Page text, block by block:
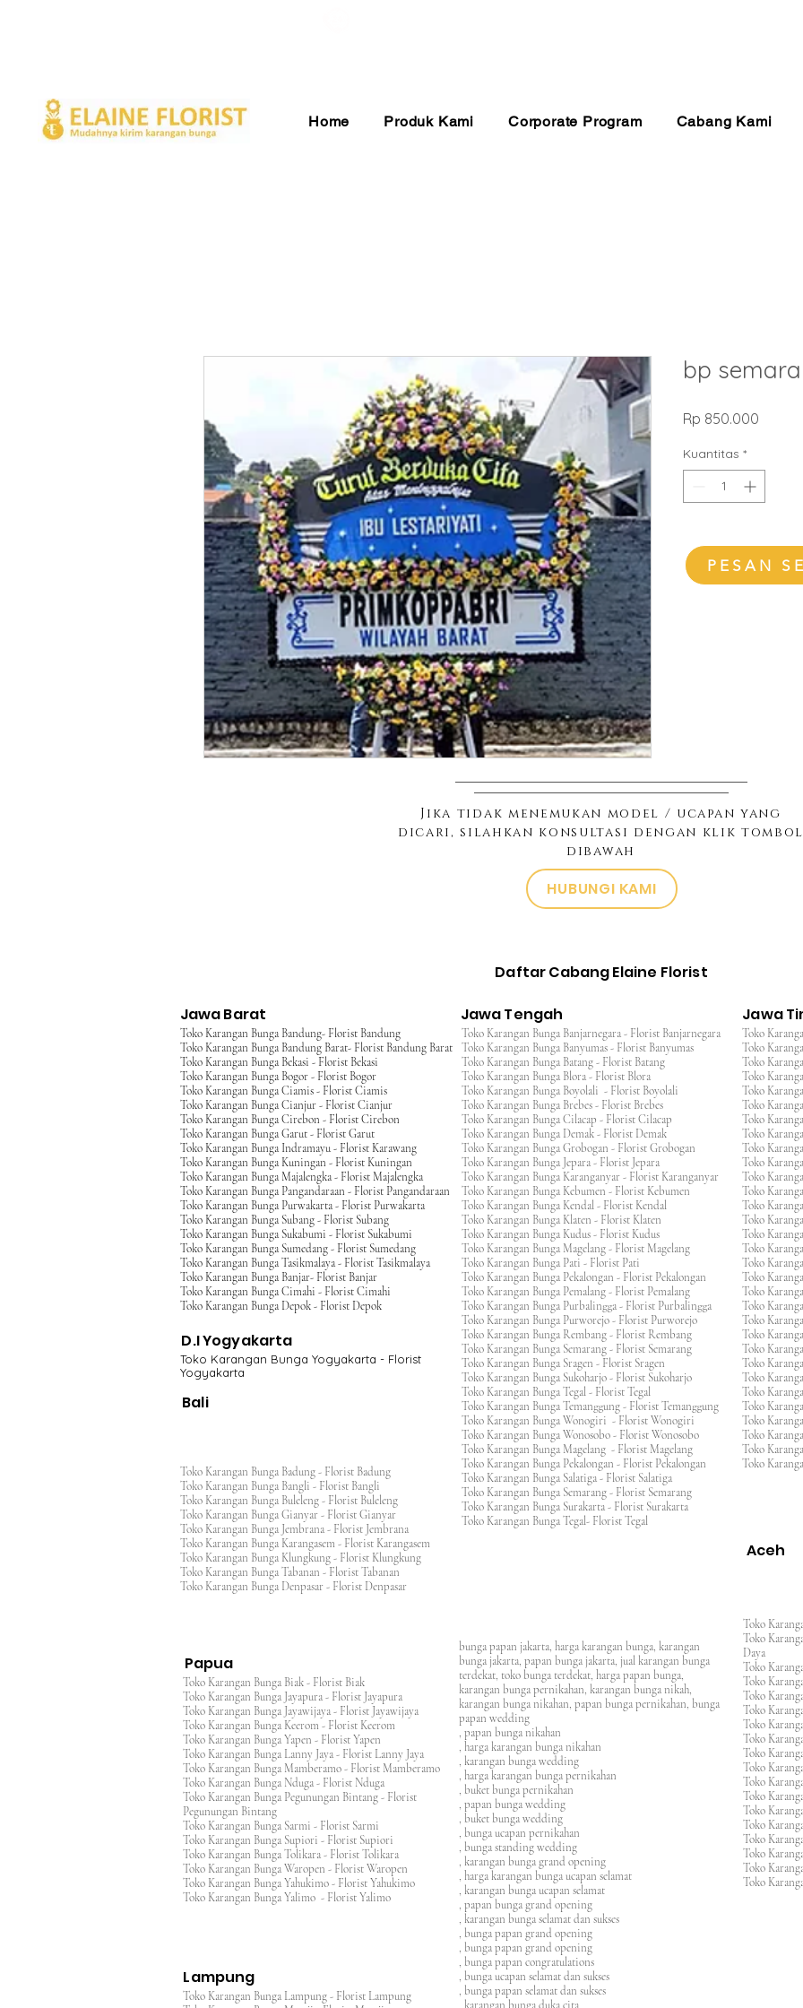
Home Produk Kami Corporate Program Cabang Kami
bp
Rp 850.000
Kuantitas *
PESAN
Jika tidak menemukan model / ucapan yang
dicari, silahkan konsultasi dengan klik tombol
dibawah
HUBUNGI KAMI
Daftar Cabang Elaine Florist
Jawa Barat Jawa Tengah Jawa
Toko Karangan Bunga Bandung- Florist Bandung
Toko Karangan Bunga Bandung Barat- Florist Bandung Barat
Toko Karangan Bunga Bekasi - Florist Bekasi
Toko Karangan Bunga Bogor - Florist Bogor
Toko Karangan Bunga Ciamis - Florist Ciamis
Toko Karangan Bunga Cianjur - Florist Cianjur
Toko Karangan Bunga Cirebon - Florist Cirebon
Toko Karangan Bunga Garut - Florist Garut
Toko Karangan Bunga Indramayu - Florist Karawang
Toko Karangan Bunga Kuningan - Florist Kuningan
Toko Karangan Bunga Majalengka - Florist Majalengka
Toko Karangan Bunga Pangandaraan - Florist Pangandaraan
Toko Karangan Bunga Purwakarta - Florist Purwakarta
Toko Karangan Bunga Subang - Florist Subang
Toko Karangan Bunga Sukabumi - Florist Sukabumi
Toko Karangan Bunga Sumedang - Florist Sumedang
Toko Karangan Bunga Tasikmalaya - Florist Tasikmalaya
Toko Karangan Bunga Banjar- Florist Banjar
Toko Karangan Bunga Cimahi - Florist Cimahi
Toko Karangan Bunga Depok - Florist Depok
D.I Yogyakarta
Toko Karangan Bunga Yogyakarta - Florist
Yogyakarta
Bali
Toko Karangan Bunga Badung - Florist Badung
Toko Karangan Bunga Bangli - Florist Bangli
Toko Karangan Bunga Buleleng - Florist Buleleng
Toko Karangan Bunga Gianyar - Florist Gianyar
Toko Karangan Bunga Jembrana - Florist Jembrana
Toko Karangan Bunga Karangasem - Florist Karangasem
Toko Karangan Bunga Klungkung - Florist Klungkung
Toko Karangan Bunga Tabanan - Florist Tabanan
Toko Karangan Bunga Denpasar - Florist Denpasar
Toko Karangan Bunga Banjarnegara - Florist Banjarnegara
Toko Karangan Bunga Banyumas - Florist Banyumas
Toko Karangan Bunga Batang - Florist Batang
Toko Karangan Bunga Blora - Florist Blora
Toko Karangan Bunga Boyolali - Florist Boyolali
Toko Karangan Bunga Brebes - Florist Brebes
Toko Karangan Bunga Cilacap - Florist Cilacap
Toko Karangan Bunga Demak - Florist Demak
Toko Karangan Bunga Grobogan - Florist Grobogan
Toko Karangan Bunga Jepara - Florist Jepara
Toko Karangan Bunga Karanganyar - Florist Karanganyar
Toko Karangan Bunga Kebumen - Florist Kebumen
Toko Karangan Bunga Kendal - Florist Kendal
Toko Karangan Bunga Klaten - Florist Klaten
Toko Karangan Bunga Kudus - Florist Kudus
Toko Karangan Bunga Magelang - Florist Magelang
Toko Karangan Bunga Pati - Florist Pati
Toko Karangan Bunga Pekalongan - Florist Pekalongan
Toko Karangan Bunga Pemalang - Florist Pemalang
Toko Karangan Bunga Purbalingga - Florist Purbalingga
Toko Karangan Bunga Purworejo - Florist Purworejo
Toko Karangan Bunga Rembang - Florist Rembang
Toko Karangan Bunga Semarang - Florist Semarang
Toko Karangan Bunga Sragen - Florist Sragen
Toko Karangan Bunga Sukoharjo - Florist Sukoharjo
Toko Karangan Bunga Tegal - Florist Tegal
Toko Karangan Bunga Temanggung - Florist Temanggung
Toko Karangan Bunga Wonogiri - Florist Wonogiri
Toko Karangan Bunga Wonosobo - Florist Wonosobo
Toko Karangan Bunga Magelang - Florist Magelang
Toko Karangan Bunga Pekalongan - Florist Pekalongan
Toko Karangan Bunga Salatiga - Florist Salatiga
Toko Karangan Bunga Semarang - Florist Semarang
Toko Karangan Bunga Surakarta - Florist Surakarta
Toko Karangan Bunga Tegal- Florist Tegal
Toko
Toko
Toko
Toko
Toko
Toko
Toko
Toko
Toko
Toko
Toko
Toko
Toko
Toko
Toko
Toko
Toko
Toko
Toko
Toko
Toko
Toko
Toko
Toko
Toko
Toko
Toko
Toko
Toko
Toko
Toko
Aceh
Lampung
Papua
Toko Karangan Bunga Biak - Florist Biak
Toko Karangan Bunga Jayapura - Florist Jayapura
Toko Karangan Bunga Jayawijaya - Florist Jayawijaya
Toko Karangan Bunga Keerom - Florist Keerom
Toko Karangan Bunga Yapen - Florist Yapen
Toko Karangan Bunga Lanny Jaya - Florist Lanny Jaya
Toko Karangan Bunga Mamberamo - Florist Mamberamo
Toko Karangan Bunga Nduga - Florist Nduga
Toko Karangan Bunga Pegunungan Bintang - Florist
Pegunungan Bintang
Toko Karangan Bunga Sarmi - Florist Sarmi
Toko Karangan Bunga Supiori - Florist Supiori
Toko Karangan Bunga Tolikara - Florist Tolikara
Toko Karangan Bunga Waropen - Florist Waropen
Toko Karangan Bunga Yahukimo - Florist Yahukimo
Toko Karangan Bunga Yalimo - Florist Yalimo
Toko Karangan Bunga Lampung - Florist Lampung
bunga papan jakarta, harga karangan bunga, karangan
bunga jakarta, papan bunga jakarta, jual karangan bunga
terdekat, toko bunga terdekat, harga papan bunga,
karangan bunga pernikahan, karangan bunga nikah,
karangan bunga nikahan, papan bunga pernikahan, bunga
papan wedding
, papan bunga nikahan
, harga karangan bunga nikahan
, karangan bunga wedding
, harga karangan bunga pernikahan
, buket bunga pernikahan
, papan bunga wedding
, buket bunga wedding
, bunga ucapan pernikahan
, bunga standing wedding
, karangan bunga grand opening
, harga karangan bunga ucapan selamat
, karangan bunga ucapan selamat
, papan bunga grand opening
, karangan bunga selamat dan sukses
, bunga papan grand opening
, bunga papan grand opening
, bunga papan congratulations
, bunga ucapan selamat dan sukses
, bunga papan selamat dan sukses
Toko
Toko
Daya
Toko
Toko
Toko
Toko
Toko
Toko
Toko
Toko
Toko
Toko
Toko
Toko
Toko
Toko
Toko
Toko